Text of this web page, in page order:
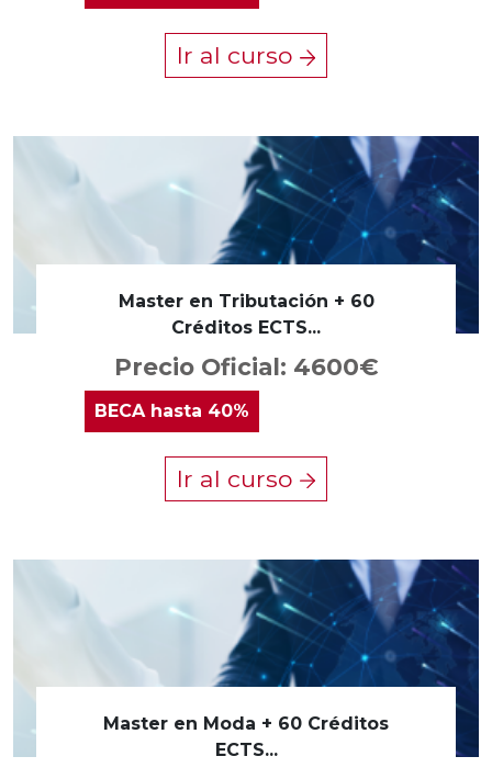
Ir al curso
Master en Tributación + 60
Créditos ECTS...
Precio Oficial: 4600€
BECA hasta 40%
Ir al curso
Master en Moda + 60 Créditos
ECTS...